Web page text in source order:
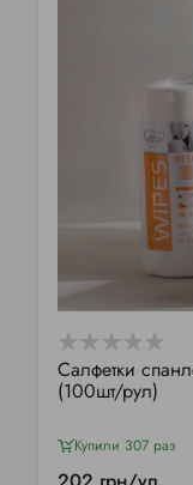
Салфетки
(100шт/рул)
Купили 307 раз